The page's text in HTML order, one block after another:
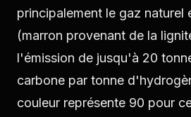
principalement le gaz naturel
(marron provenant de la
l'émission de jusqu'à 20
carbone par tonne
couleur représente 90 pour